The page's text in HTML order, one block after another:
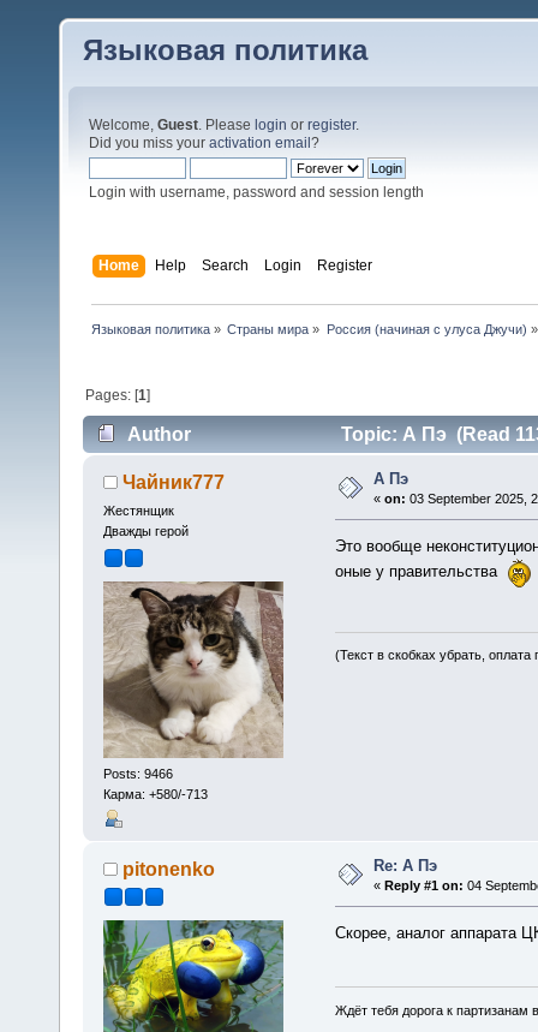
Языковая политика
Welcome, Guest. Please login or register.
Did you miss your activation email ?
Login with username, password and session length
Home Help Search Login Register
Языковая политика» Страны мира » Россия (начиная с улуса Джучи) »
Pages: [1]
Author Topic: А Пэ (Read
Чайник777
Жестянщик
Дважды герой
Posts: 9466
Карма: +580/-713
А Пэ
«on: 03 September 2025,
Это вообще
оные у правительства
(Текст в скобках убрать,
pitonenko Re: А Пэ
«Reply #1 on: 04
Скорее, аналог аппарата
Ждёт тебя дорога к партизанам